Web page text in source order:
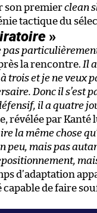
son premierclean
tactique du
»
pas
la rencontre. Il
trois et je ne veux
Donc il s’est
il a quatre
révélée par Kanté
la même chose
peu, mais pas
d’adaptation
de faire